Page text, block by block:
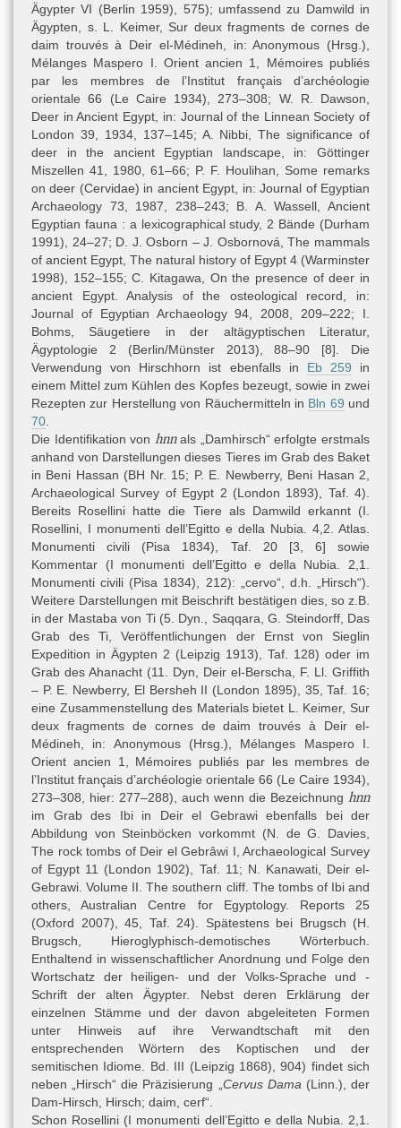
bis:
(Epochen und Dynastien) » Pharaonische Zeit » Neues Reich »
20. Dynastie
Aufgrund der Paläographie datiert W. Spiegelberg das Ostrakon
in die 18./19. Dynastie, wobei er betont, dass die Schrift weit
weniger kursiv sei, als beim Berliner medizinischen Papyrus P
3038 (Spiegelberg 1893, 67 mit Anm. 3). Letzterer wird in die 19.
Dynastie datiert. Der Zeitraum der 18./19. Dynastie umfasst in
etwa die Zeit von 1540–1190 v. Chr. (bei Westendorf 1999, 61 als
1550–1200 v. Chr. eingetragen). M. Étienne, der Zugang zum
Original hat, verweist für die Paläographie pauschal auf das Neue
Reich (1550–1090 v. Chr.), andererseits in den beschreibenden
Daten konkret auf die 19.–20. Dynastie (ca. 1293–1090 v. Chr.)
(Étienne 2016, 260).
Textsorte
Rezept(e)
Inhalt
Reste von drei Rezepten zum Beräuchern eines erkrankten
Ohres. Die Zutaten Damhirschgeweih, Krokodilskot, Froschhaar
(?) und Schildkrötenpanzer sind unerwartet.
Ursprünglicher Verwendungskontext
Die sorgfältige Abschrift unter Verwendung von Rubren und mit
wahrscheinlich drei unterschiedlichen Rezepten spricht gegen
eine temporäre Erinnerungsnotiz, sondern für eine längerfristige
Nutzung, vielleicht als private Nachschlagesammlung. Die Angabe
„zweite [...]“ in der obersten Textzeile könnte als Hinweis auf
mindestens ein weiteres Ostrakon verstanden werden.
Material
Künstliche Materialien » Keramik
Objekttyp
Artefakt » Schriftmedien » Ostrakon
Technische Daten
Die Tonscherbe hat eine Höhe von 8,5 und eine Breite von 13 cm
(Devéria 1872, 189). Auf der konvexen Außenseite (Recto)
befinden sich fünf Zeilen Text, von denen jedoch keine vollständig
erhalten ist. Oben rechts ist ein kleines Stück abgebrochen,
wodurch der Anfang der 1. Zeile mit der Überschrift fehlt. In den
Zeilen 2–4 ist rechts noch ein unbeschrifteter Bereich vorhanden,
Zeile 5 springt sogar ein wenig nach rechts aus, so dass der
rechte Rand vermutlich weitestgehend vollständig ist. Links ist
allerdings ein Stück des Ostrakons verloren, weil die Enden der
Zeilen 2–5 unvollständig sind. Die Leserichtung verläuft von
rechts nach links. Die konkave Innenseite (Verso) wird in der
Literatur nicht erwähnt und ist deshalb zweifellos als unbeschriftet
zu betrachten.
Schrift
Hieratisch
Ägypter VI (Berlin 1959), 575); umfassend zu Damwild in
Ägypten, s. L. Keimer, Sur deux fragments de cornes de
daim trouvés à Deir el-Médineh, in: Anonymous (Hrsg.),
Mélanges Maspero I. Orient ancien 1, Mémoires publiés
par les membres de l’Institut français d’archéologie
orientale 66 (Le Caire 1934), 273–308; W. R. Dawson,
Deer in Ancient Egypt, in: Journal of the Linnean Society of
London 39, 1934, 137–145; A. Nibbi, The significance of
deer in the ancient Egyptian landscape, in: Göttinger
Miszellen 41, 1980, 61–66; P. F. Houlihan, Some remarks
on deer (Cervidae) in ancient Egypt, in: Journal of Egyptian
Archaeology 73, 1987, 238–243; B. A. Wassell, Ancient
Egyptian fauna : a lexicographical study, 2 Bände (Durham
1991), 24–27; D. J. Osborn – J. Osbornová, The mammals
of ancient Egypt, The natural history of Egypt 4 (Warminster
1998), 152–155; C. Kitagawa, On the presence of deer in
ancient Egypt. Analysis of the osteological record, in:
Journal of Egyptian Archaeology 94, 2008, 209–222; I.
Bohms, Säugetiere in der altägyptischen Literatur,
Ägyptologie 2 (Berlin/Münster 2013), 88–90 [8]. Die
Verwendung von Hirschhorn ist ebenfalls in Eb 259 in
einem Mittel zum Kühlen des Kopfes bezeugt, sowie in zwei
Rezepten zur Herstellung von Räuchermitteln in Bln 69 und
70
Die Identifikation von hnnals „Damhirsch“ erfolgte erstmals
anhand von Darstellungen dieses Tieres im Grab des Baket
in Beni Hassan (BH Nr. 15; P. E. Newberry, Beni Hasan 2,
Archaeological Survey of Egypt 2 (London 1893), Taf. 4).
Bereits Rosellini hatte die Tiere als Damwild erkannt (I.
Rosellini, I monumenti dell’Egitto e della Nubia. 4,2. Atlas.
Monumenti civili (Pisa 1834), Taf. 20 [3, 6] sowie
Kommentar (I monumenti dell’Egitto e della Nubia. 2,1.
Monumenti civili (Pisa 1834), 212): „cervo“, d.h. „Hirsch“).
Weitere Darstellungen mit Beischrift bestätigen dies, so z.B.
in der Mastaba von Ti (5. Dyn., Saqqara,G. Steindorff, Das
Grab des Ti, Veröffentlichungen der Ernst von Sieglin
Expedition in Ägypten 2 (Leipzig 1913) , Taf. 128) oder im
Grab des Ahanacht (11. Dyn, Deir el-Berscha, F. Ll. Griffith
– P. E. Newberry, El Bersheh II (London 1895) , 35, Taf. 16;
eine Zusammenstellung des Materials bietet L. Keimer, Sur
deux fragments de cornes de daim trouvés à Deir el-
Médineh, in: Anonymous (Hrsg.), Mélanges Maspero I.
Orient ancien 1, Mémoires publiés par les membres de
l’Institut français d’archéologie orientale 66 (Le Caire 1934),
273–308 , hier: 277–288), auch wenn die Bezeichnung hnn
im Grab des Ibi in Deir el Gebrawi ebenfalls bei der
Abbildung von Steinböcken vorkommt (N. de G. Davies,
The rock tombs of Deir el Gebrâwi I, Archaeological Survey
of Egypt 11 (London 1902), Taf. 11; N. Kanawati, Deir el-
Gebrawi. Volume II. The southern cliff. The tombs of Ibi and
others, Australian Centre for Egyptology. Reports 25
(Oxford 2007), 45, Taf. 24). Spätestens bei Brugsch (H.
Brugsch, Hieroglyphisch-demotisches Wörterbuch.
Enthaltend in wissenschaftlicher Anordnung und Folge den
Wortschatz der heiligen- und der Volks-Sprache und -
Schrift der alten Ägypter. Nebst deren Erklärung der
einzelnen Stämme und der davon abgeleiteten Formen
unter Hinweis auf ihre Verwandtschaft mit den
entsprechenden Wörtern des Koptischen und der
semitischen Idiome. Bd. III (Leipzig 1868), 904) findet sich
neben „Hirsch“ die Präzisierung „ Cervus Dama (Linn.), der
Dam-Hirsch, Hirsch; daim, cerf“.
Schon Rosellini (I monumenti dell’Egitto e della Nubia. 2,1.